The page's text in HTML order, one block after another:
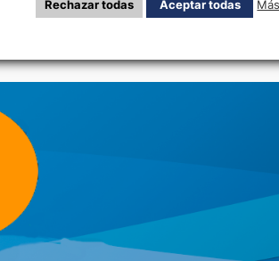
Rechazar todas Aceptar todas